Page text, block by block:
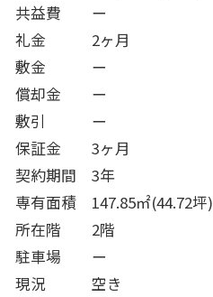
共益費 ー
礼金 2ヶ月
敷金 ー
償却金 ー
敷引 ー
保証金 3ヶ月
契約期間 3年
専有面積 147.85㎡(44.72坪)
所在階 2階
駐車場 ー
現況 空き